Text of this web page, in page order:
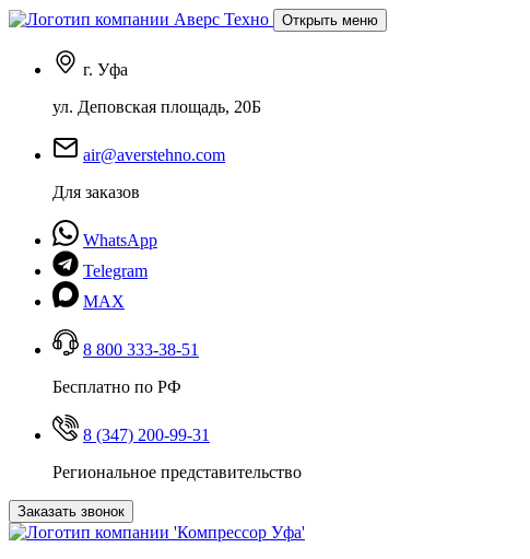
Открыть меню
г. Уфа
ул. Деповская площадь, 20Б
air@averstehno.com
Для заказов
WhatsApp
Telegram
MAX
8 800 333-38-51
Бесплатно по РФ
8 (347) 200-99-31
Региональное представительство
Заказать звонок